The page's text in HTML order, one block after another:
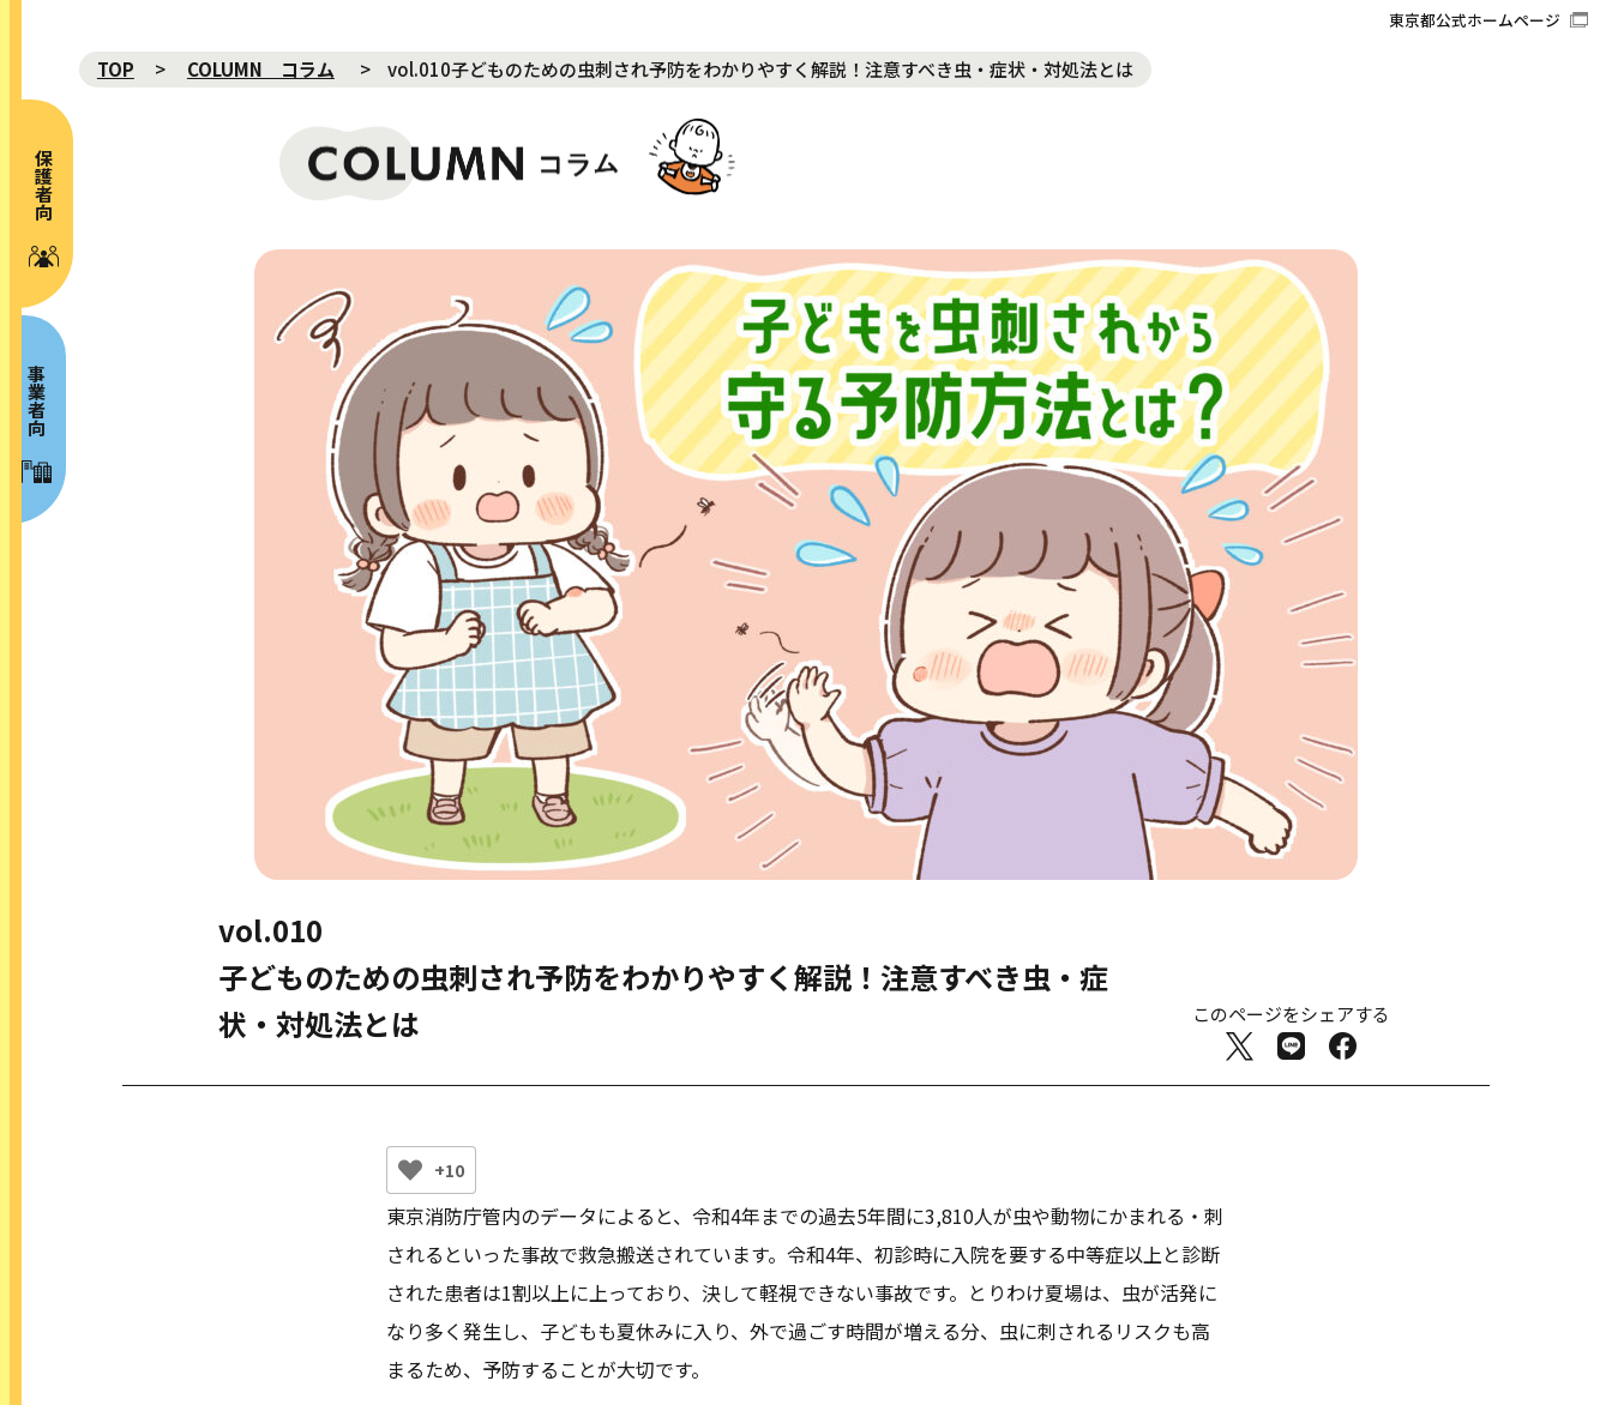
保護者向け
事業者向け
NEWS 新着
ABOUT プロジェクト概要
MOVIE 動画
GALLERY ギャラリー
RISK MAP リスクマップ
SPECIAL CONTENTS
SEMINAR こどもセーフティセミナー
東京都公式ホームページ
TOP COLUMN コラム vol.010子どものための虫刺され予防をわかりやすく解説！注意すべき虫・症状・対処法とは
vol.010
子どものための虫刺され予防をわかりやすく解説！注意すべき虫・症
状・対処法とは
このページをシェアする
+10
東京消防庁管内のデータによると、令和4年までの過去5年間に3,810人が虫や動物にかまれる・刺
されるといった事故で救急搬送されています。令和4年、初診時に入院を要する中等症以上と診断
された患者は1割以上に上っており、決して軽視できない事故です。とりわけ夏場は、虫が活発に
なり多く発生し、子どもも夏休みに入り、外で過ごす時間が増える分、虫に刺されるリスクも高
まるため、予防することが大切です。